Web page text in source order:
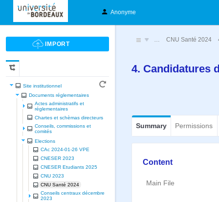
Anonyme
Site institutionnel
Documents réglementaires
Actes administratifs et
réglementaires
Chartes et schèmas directeurs
Conseils, commissions et
comités
Elections
CAc 2024-01-26 VPE
CNESER 2023
CNESER Etudiants 2025
CNU 2023
CNU Santé 2024
Conseils centraux décembre
2023
… CNU Santé 2024
4. Candidatures
Summary Permissions
Content
Main File